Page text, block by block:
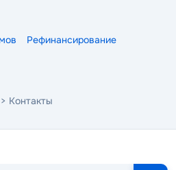
Рефинансирование
> Контакты